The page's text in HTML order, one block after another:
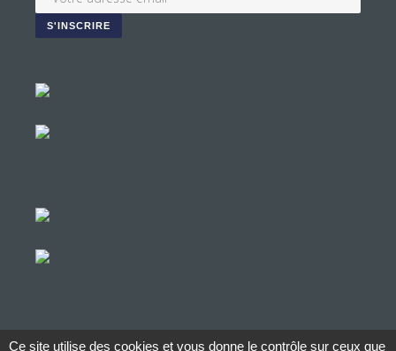
Ce site utilise des cookies et vous donne le contrôle sur ceux que